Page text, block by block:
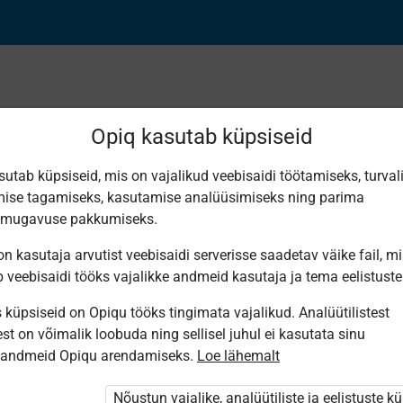
САМЫЙ
ПО ВЕЛИЧИНЕ
Opiq kasutab küpsiseid
küpsiseid, mis on vajalikud veebisaidi töötamiseks,
tagamiseks, kasutamise analüüsimiseks ning parima
pakkumiseks.
kasutaja arvutist veebisaidi serverisse saadetav väike fail,
veebisaidi tööks vajalikke andmeid kasutaja ja tema
küpsiseid on Opiqu tööks tingimata vajalikud. Analüütilistest
on võimalik loobuda ning sellisel juhul ei kasutata sinu
Opiqu arendamiseks. Loe lähemalt
Nõustun vajalike, analüütiliste ja eelistuste